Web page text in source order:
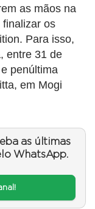
as mãos na
finalizar os
Para isso,
entre 31 de
penúltima
em Mogi
as últimas
WhatsApp.